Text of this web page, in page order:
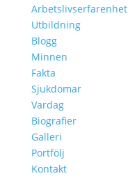
Arbetslivserfarenhet
Utbildning
Blogg
Minnen
Fakta
Sjukdomar
Vardag
Biografier
Galleri
Portfölj
Kontakt